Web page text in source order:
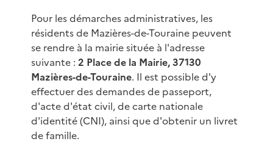
Pour les démarches administratives, les
résidents de Mazières-de-Touraine peuvent
se rendre à la mairie située à l'adresse
suivante : 2 Place de la Mairie, 37130
Mazières-de-Touraine. Il est possible d'y
effectuer des demandes de passeport,
d'acte d'état civil, de carte nationale
d'identité (CNI), ainsi que d'obtenir un livret
de famille.